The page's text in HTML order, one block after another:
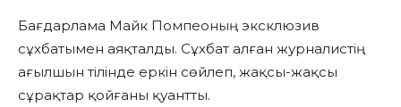
Бағдарлама Майк Помпеоның эксклюзив
сұхбатымен аяқталды. Сұхбат алған журналистің
ағылшын тілінде еркін сөйлеп, жақсы-жақсы
сұрақтар қойғаны қуантты.